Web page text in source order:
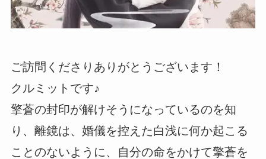
ご訪問くださりありがとうございます！
クルミットです♪
擎蒼の封印が解けそうになっているのを知
り、離鏡は、婚儀を控えた白浅に何か起こる
ことのないように、自分の命をかけて擎蒼を